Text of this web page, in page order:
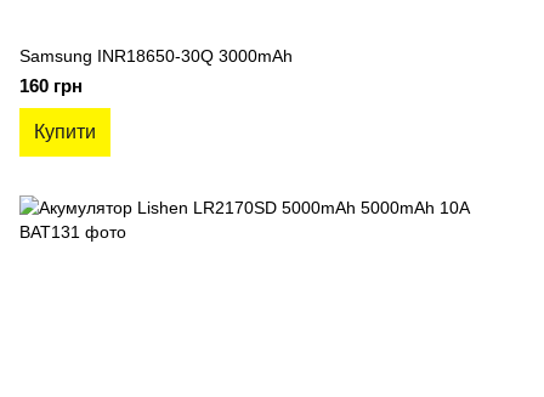
Samsung INR18650-30Q 3000mAh
160 грн
Купити